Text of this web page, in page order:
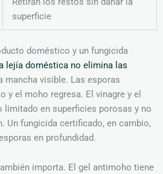
superficie
doméstico y un fungicida
lejía doméstica no elimina las
mancha visible. Las esporas
y el moho regresa. El vinagre y el
limitado en superficies porosas y no
Un fungicida certificado, en cambio,
en profundidad.
importa. El gel antimoho tiene